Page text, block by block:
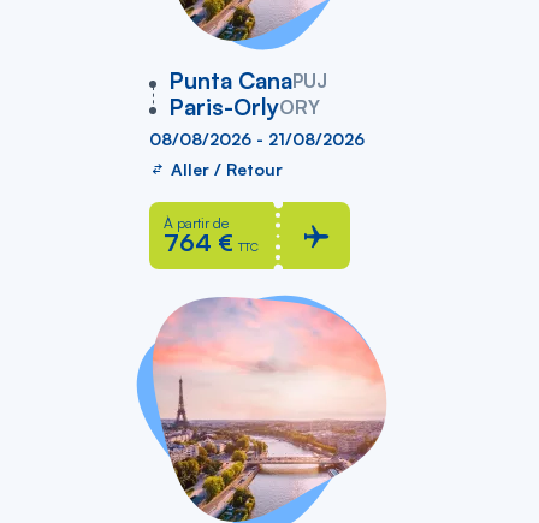
Punta CanaPUJ
vers
Paris-OrlyORY
08/08/2026 - 21/08/2026
Aller / Retour
À partir de
764 € TTC